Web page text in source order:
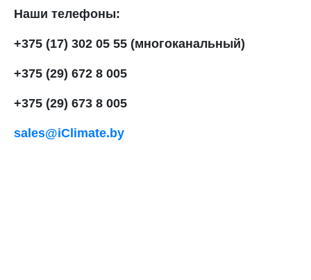
Наши телефоны:
+375 (17) 302 05 55 (многоканальный)
+375 (29) 672 8 005
+375 (29) 673 8 005
sales@iClimate.by